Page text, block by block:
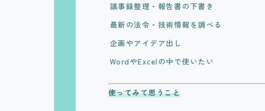
議事録整理・報告書の下書き
最新の法令・技術情報を調べる
企画やアイデア出し
WordやExcelの中で使いたい
使ってみて思うこと